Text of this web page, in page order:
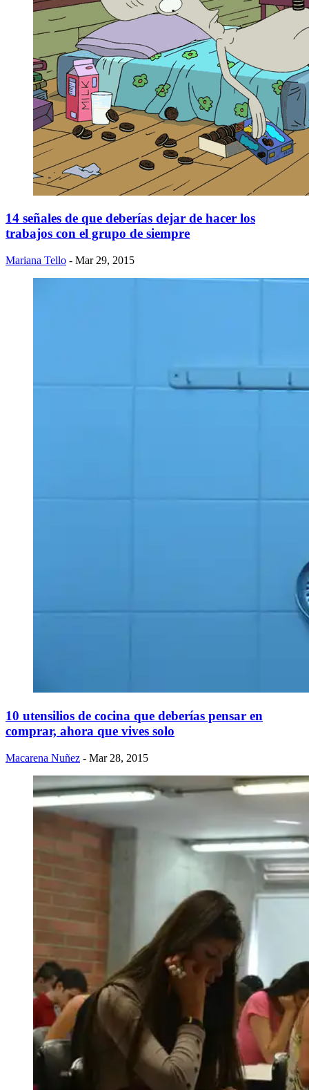
14 señales de que deberías dejar de hacer los
trabajos con el grupo de siempre
Mariana Tello - Mar 29, 2015
10 utensilios de cocina que deberías pensar en
comprar, ahora que vives solo
Macarena Nuñez - Mar 28, 2015